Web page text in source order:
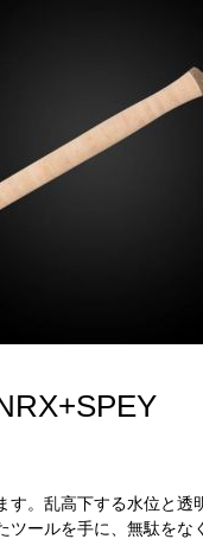
。乱高下する水位と
ールを手に、無駄をな